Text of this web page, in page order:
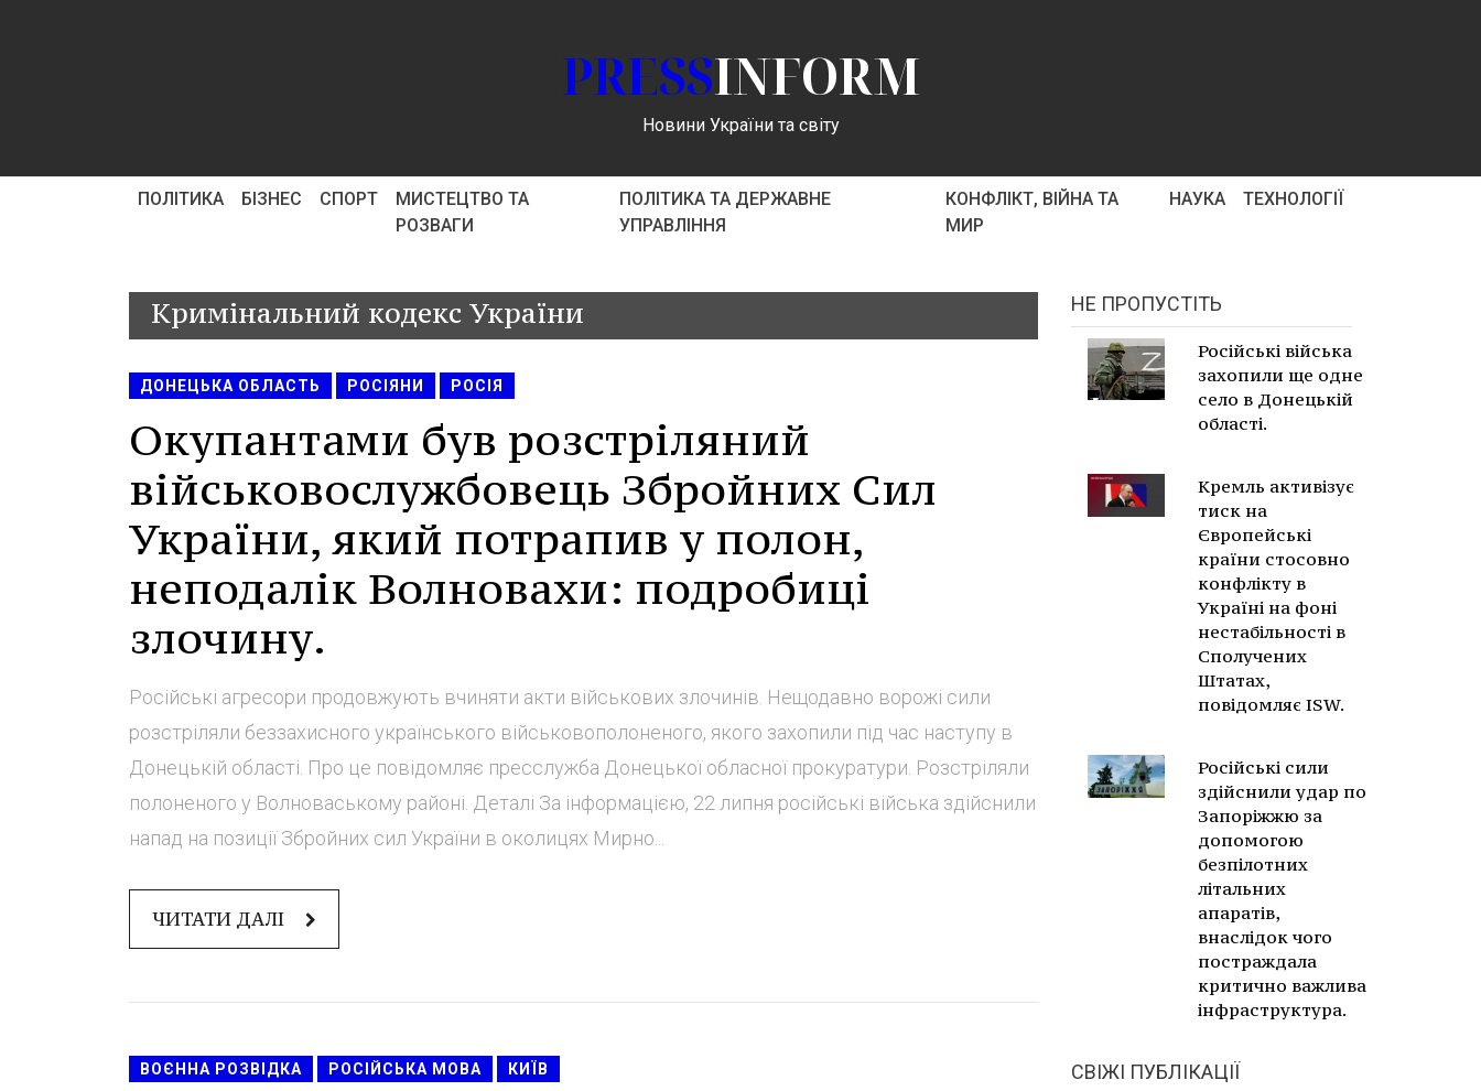
PRESSINFORM
Новини України та світу
ПОЛІТИКА БІЗНЕС СПОРТ
МИСТЕЦТВО ТА
РОЗВАГИ
ПОЛІТИКА ТА ДЕРЖАВНЕ
УПРАВЛІННЯ
КОНФЛІКТ, ВІЙНА ТА
МИР
НАУКА ТЕХНОЛОГІЇ
Кримінальний кодекс України
ДОНЕЦЬКА ОБЛАСТЬ РОСІЯНИ РОСІЯ
Окупантами був розстріляний
військовослужбовець Збройних Сил
України, який потрапив у полон,
неподалік Волновахи: подробиці
злочину.
Російські агресори продовжують вчиняти акти військових злочинів. Нещодавно ворожі сили
розстріляли беззахисного українського військовополоненого, якого захопили під час наступу в
Донецькій області. Про це повідомляє пресслужба Донецької обласної прокуратури. Розстріляли
полоненого у Волноваському районі. Деталі За інформацією, 22 липня російські війська здійснили
напад на позиції Збройних сил України в околицях Мирно...
ЧИТАТИ ДАЛІ
ВОЄННА РОЗВІДКА РОСІЙСЬКА МОВА КИЇВ
НЕ ПРОПУСТІТЬ
Російські війська
захопили ще одне
село в Донецькій
області.
Кремль активізує
тиск на
Європейські
країни стосовно
конфлікту в
Україні на фоні
нестабільності в
Сполучених
Штатах,
повідомляє ISW.
Російські сили
здійснили удар по
Запоріжжю за
допомогою
безпілотних
літальних
апаратів,
внаслідок чого
постраждала
критично важлива
інфраструктура.
СВІЖІ ПУБЛІКАЦІЇ